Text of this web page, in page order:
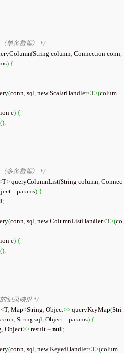
单条数据） */
(String column, Connection conn,
) {
(conn, sql, new ScalarHandler<T>(colum
e) {
();
多条数据） */
T> queryColumnList(String column, Connec
params) {
;
(conn, sql, new ColumnListHandler<T>(co
e) {
();
记录映射 */
<T, Map<String, Object>> queryKeyMap(Stri
, String sql, Object... params) {
, Object>> result = null;
(conn, sql, new KeyedHandler<T>(colum